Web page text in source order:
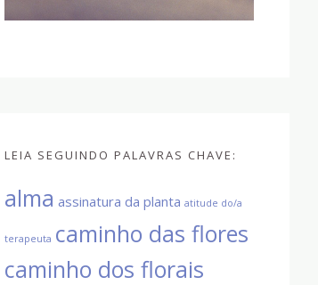
LEIA SEGUINDO PALAVRAS CHAVE:
alma assinatura da planta atitude do/a
terapeuta caminho das flores
caminho dos florais